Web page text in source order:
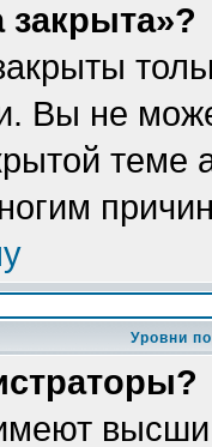
закрыта»?
Вы не
теме
Уровни